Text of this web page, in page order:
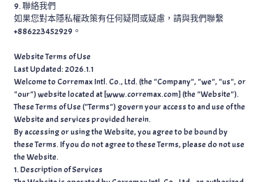
9. 聯絡我們
如果您對本隱私權政策有任何疑問或疑慮，請與我們聯繫
+886223452929。
Website Terms of Use
Last Updated: 2026.1.1
Welcome to Corremax Intl. Co., Ltd. (the "Company", "we", "us", or
"our") website located at [www.corremax.com] (the "Website").
These Terms of Use ("Terms") govern your access to and use of the
Website and services provided herein.
By accessing or using the Website, you agree to be bound by
these Terms. If you do not agree to these Terms, please do not use
the Website.
1. Description of Services